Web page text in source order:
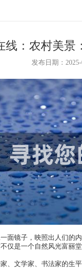
线：农村美景
发布日期：
镜子，映照出人们的
是一个自然风光富丽
、文学家、书法家的生